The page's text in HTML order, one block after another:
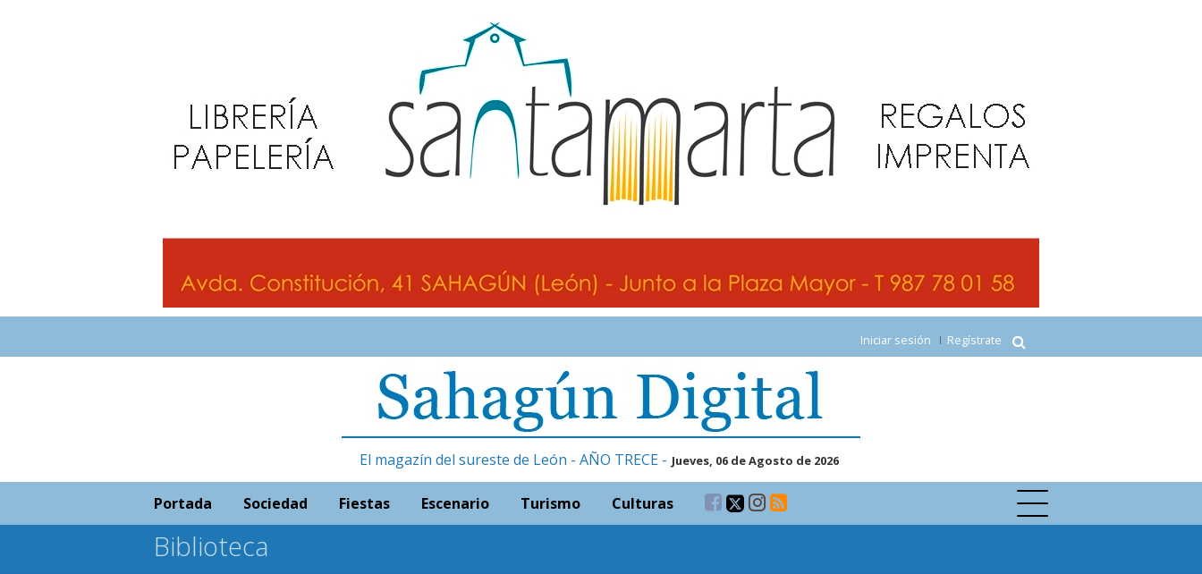
Iniciar sesión Regístrate
El magazín del sureste de León - AÑO TRECE - Jueves, 06 de Agosto de 2026
Portada Sociedad Fiestas Escenario Turismo Culturas
Biblioteca